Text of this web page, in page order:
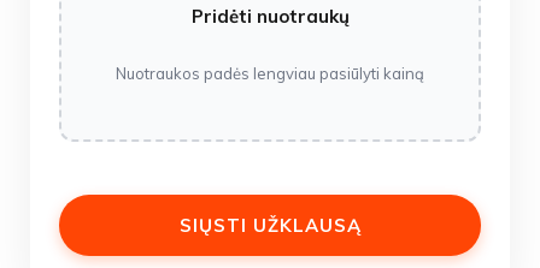
Pridėti nuotraukų
Nuotraukos padės lengviau pasiūlyti kainą